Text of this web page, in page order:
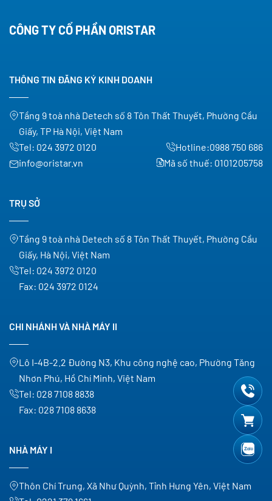
CÔNG TY CỔ PHẦN ORISTAR
THÔNG TIN ĐĂNG KÝ KINH DOANH
Tầng 9 toà nhà Detech số 8 Tôn Thất Thuyết, Phường Cầu
Giấy, TP Hà Nội, Việt Nam
Tel: 024 3972 0120 Hotline:0988 750 686
info@oristar.vn
Mã số thuế: 0101205758
TRỤ SỞ
Tầng 9 toà nhà Detech số 8 Tôn Thất Thuyết, Phường Cầu
Giấy, Hà Nội, Việt Nam
Tel: 024 3972 0120
Fax: 024 3972 0124
CHI NHÁNH VÀ NHÀ MÁY II
Lô I-4B-2.2 Đường N3, Khu công nghệ cao, Phường Tăng
Nhơn Phú, Hồ Chí Minh, Việt Nam
Tel: 028 7108 8838
Fax: 028 7108 8638
NHÀ MÁY I
Thôn Chí Trung, Xã Như Quỳnh, Tỉnh Hưng Yên, Việt Nam